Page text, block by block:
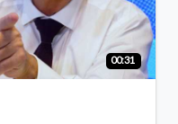
00:31